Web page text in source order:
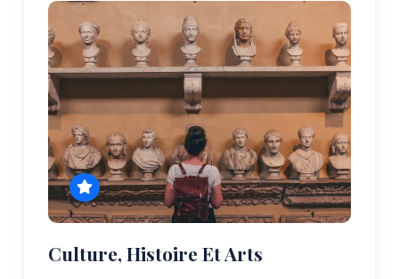
Culture, Histoire Et Arts